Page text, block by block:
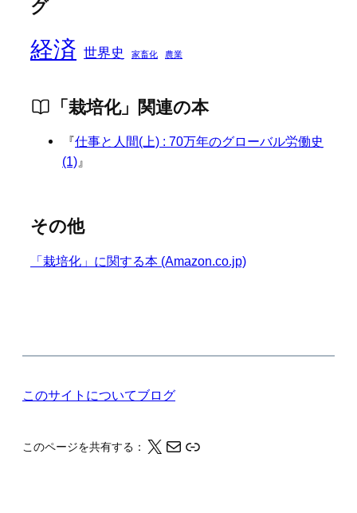
グ
経済 世界史 家畜化 農業
「栽培化」関連の本
『仕事と人間(上) : 70万年のグローバル労働史
(1) 』
その他
「栽培化」に関する本 (Amazon.co.jp)
このサイトについてブログ
このページを共有する： X メール このページの情報をクリップボードにコピーする